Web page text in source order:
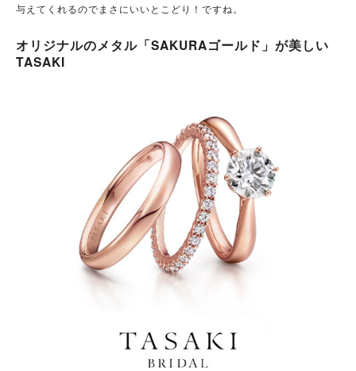
与えてくれるのでまさにいいとこどり！ですね。
オリジナルのメタル「SAKURAゴールド」が美しい
TASAKI